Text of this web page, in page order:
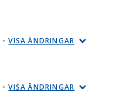
•VISA ÄNDRINGAR
•VISA ÄNDRINGAR